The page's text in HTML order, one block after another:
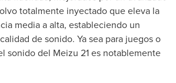
totalmente inyectado que eleva la
media a alta, estableciendo un
de sonido. Ya sea para juegos o
sonido del Meizu 21 es notablemente